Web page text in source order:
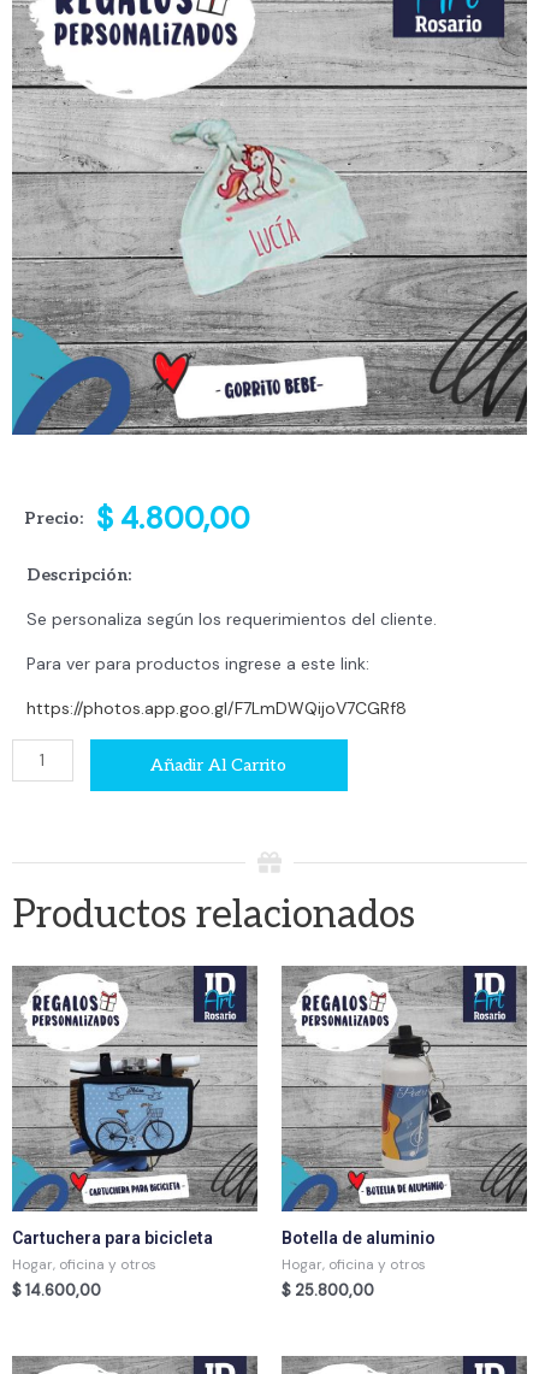
Precio: $ 4.800,00
Descripción:
Se personaliza según los requerimientos del cliente.
Para ver para productos ingrese a este link:
https://photos.app.goo.gl/F7LmDWQijoV7CGRf8
Gorrito
bebé
Añadir Al Carrito
Productos relacionados
Cartuchera para bicicleta
Hogar, oficina y otros
$14.600,00
Botella de aluminio
Hogar, oficina y otros
$ 25.800,00